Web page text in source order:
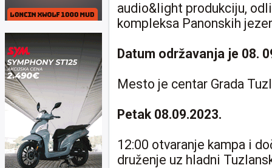
audio&light produkciju,
kompleksa Panonskih
Datum održavanja je 08.
Mesto je centar Grada
Petak 08.09.2023.
12:00 otvaranje kampa i
druženje uz hladni